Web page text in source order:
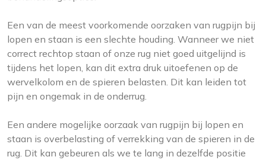
Een van de meest voorkomende oorzaken van rugpijn bij
lopen en staan is een slechte houding. Wanneer we niet
correct rechtop staan of onze rug niet goed uitgelijnd is
tijdens het lopen, kan dit extra druk uitoefenen op de
wervelkolom en de spieren belasten. Dit kan leiden tot
pijn en ongemak in de onderrug.
Een andere mogelijke oorzaak van rugpijn bij lopen en
staan is overbelasting of verrekking van de spieren in de
rug. Dit kan gebeuren als we te lang in dezelfde positie